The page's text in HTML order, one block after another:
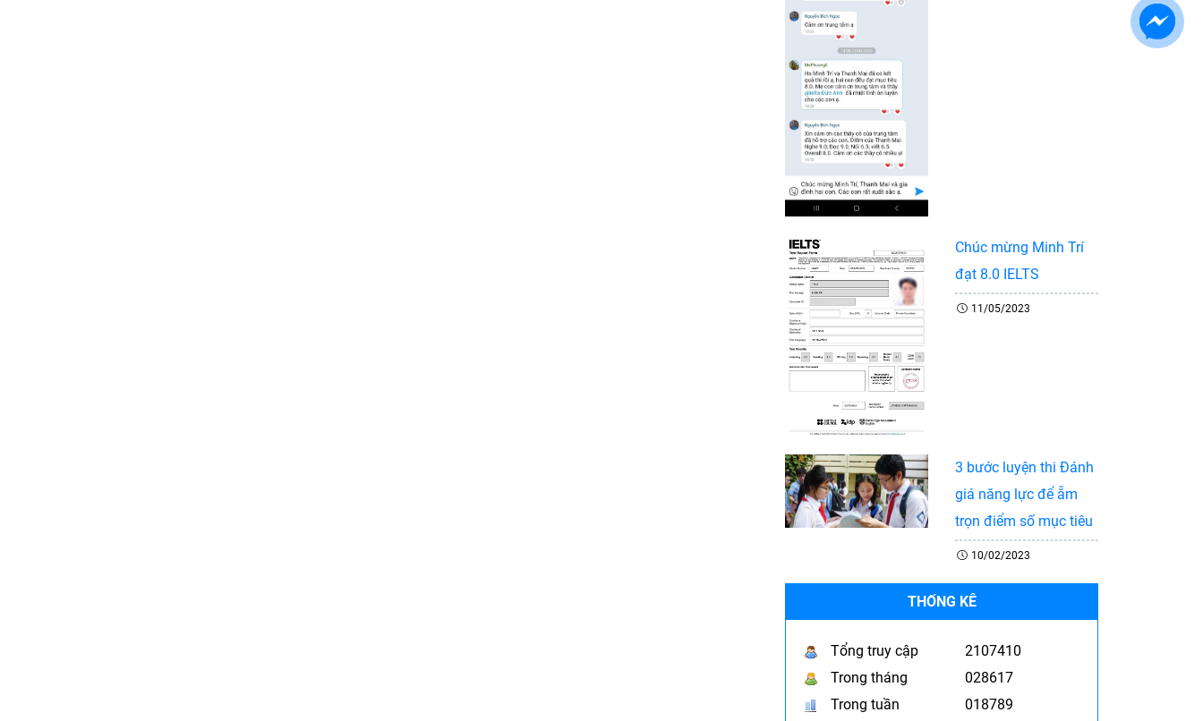
Chúc mừng Minh Trí
đạt 8.0 IELTS
11/05/2023
3 bước luyện thi Đánh
giá năng lực để ẵm
trọn điểm số mục tiêu
10/02/2023
THỐNG KÊ
Tổng truy cập
2107410
Trong tháng
028617
Trong tuần
018789